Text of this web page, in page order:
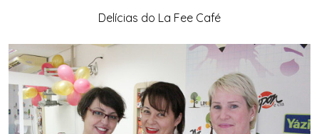
Delícias do La Fee Café